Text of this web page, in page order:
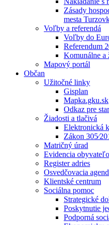
Zásady
mesta
Voľby a referendá
Voľby do
Referendum
Komunálne
Mapový portál
Občan
Užitočné linky
Gisplan
Mapka.gku.sk
Odkaz pre
Žiadosti a tlačivá
Elektronická
Zákon
Matričný úrad
Evidencia
Register adries
Osvedčovacia
Klientské centrum
Sociálna pomoc
Strategické
Poskytnutie
Podporná